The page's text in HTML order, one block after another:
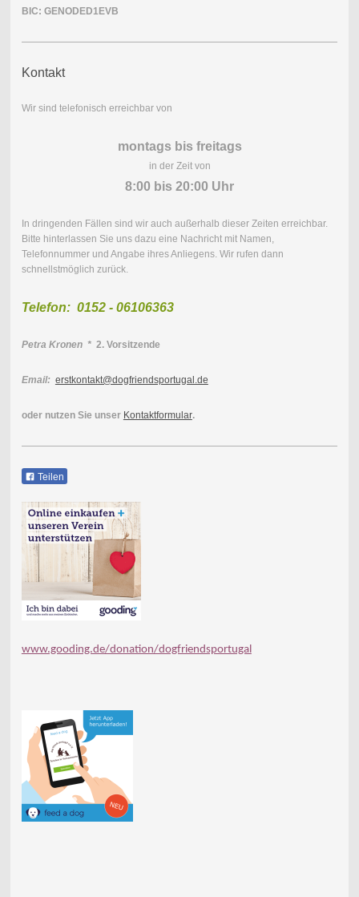
BIC: GENODED1EVB
Kontakt
Wir sind telefonisch erreichbar von
montags bis freitags
in der Zeit von
8:00 bis 20:00 Uhr
In dringenden Fällen sind wir auch außerhalb dieser Zeiten erreichbar.
Bitte hinterlassen Sie uns dazu eine Nachricht mit Namen,
Telefonnummer und Angabe ihres Anliegens. Wir rufen dann
schnellstmöglich zurück.
Telefon: 0152 - 06106363
Petra Kronen * 2. Vorsitzende
Email: erstkontakt@dogfriendsportugal.de
oder nutzen Sie unser Kontaktformular.
Teilen
www.gooding.de/donation/dogfriendsportugal